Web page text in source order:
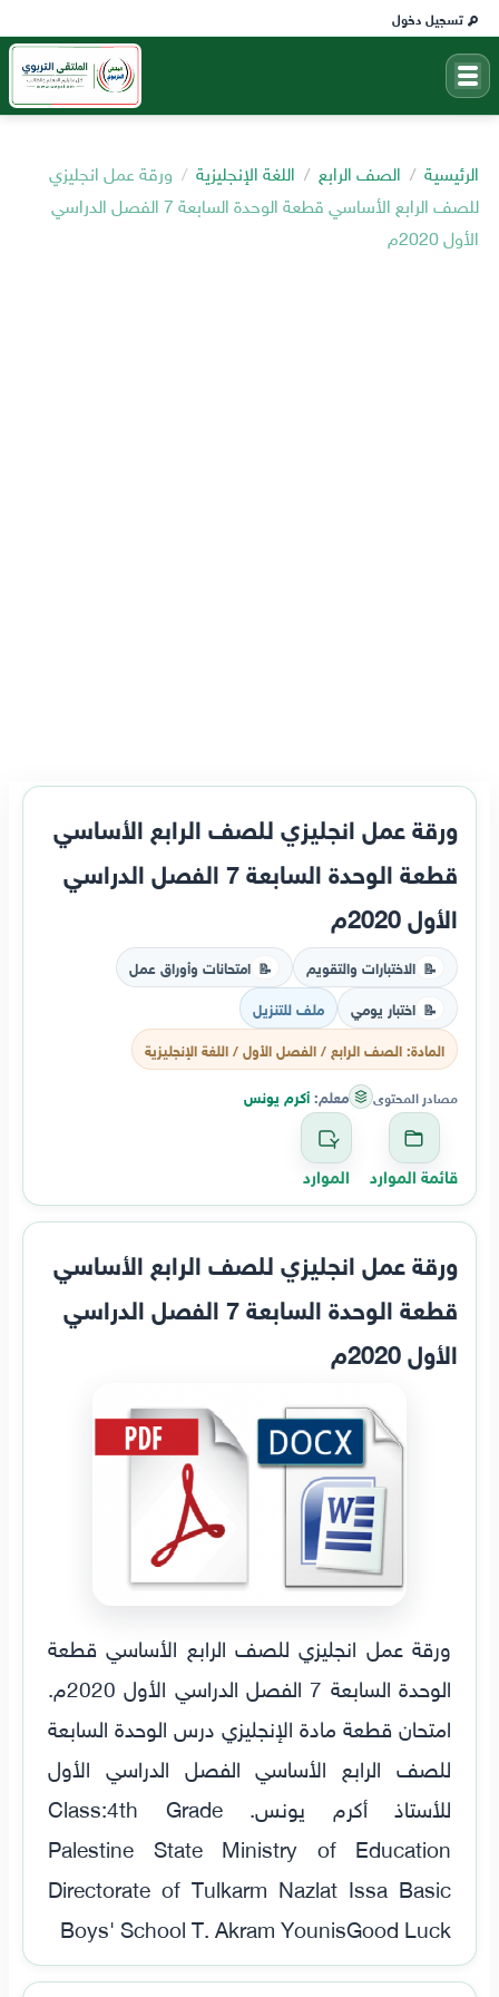
تسجيل دخول
الرئيسية الصف الرابع اللغة الإنجليزية
ورقة عمل انجليزي
للصف الرابع الأساسي قطعة الوحدة السابعة 7 الفصل الدراسي
الأول 2020م
ورقة عمل انجليزي للصف الرابع الأساسي
قطعة الوحدة السابعة 7 الفصل الدراسي
الأول 2020م
📝 الاختبارات والتقويم 📝 امتحانات وأوراق عمل
📝 اختبار يومي
ملف للتنزيل
المادة: الصف الرابع / الفصل الأول / اللغة الإنجليزية
مصادر المحتوى معلم:أكرم يونس
قائمة الموارد الموارد
ورقة عمل انجليزي للصف الرابع الأساسي
قطعة الوحدة السابعة 7 الفصل الدراسي
الأول 2020م
ورقة عمل انجليزي للصف الرابع الأساسي قطعة
الوحدة السابعة 7 الفصل الدراسي الأول 2020م.
امتحان قطعة مادة الإنجليزي درس الوحدة السابعة
للصف الرابع الأساسي الفصل الدراسي الأول
للأستاذ أكرم يونس. Class:4th Grade
Palestine State Ministry of Education
Directorate of Tulkarm Nazlat Issa Basic
Boys' School T. Akram YounisGood Luck